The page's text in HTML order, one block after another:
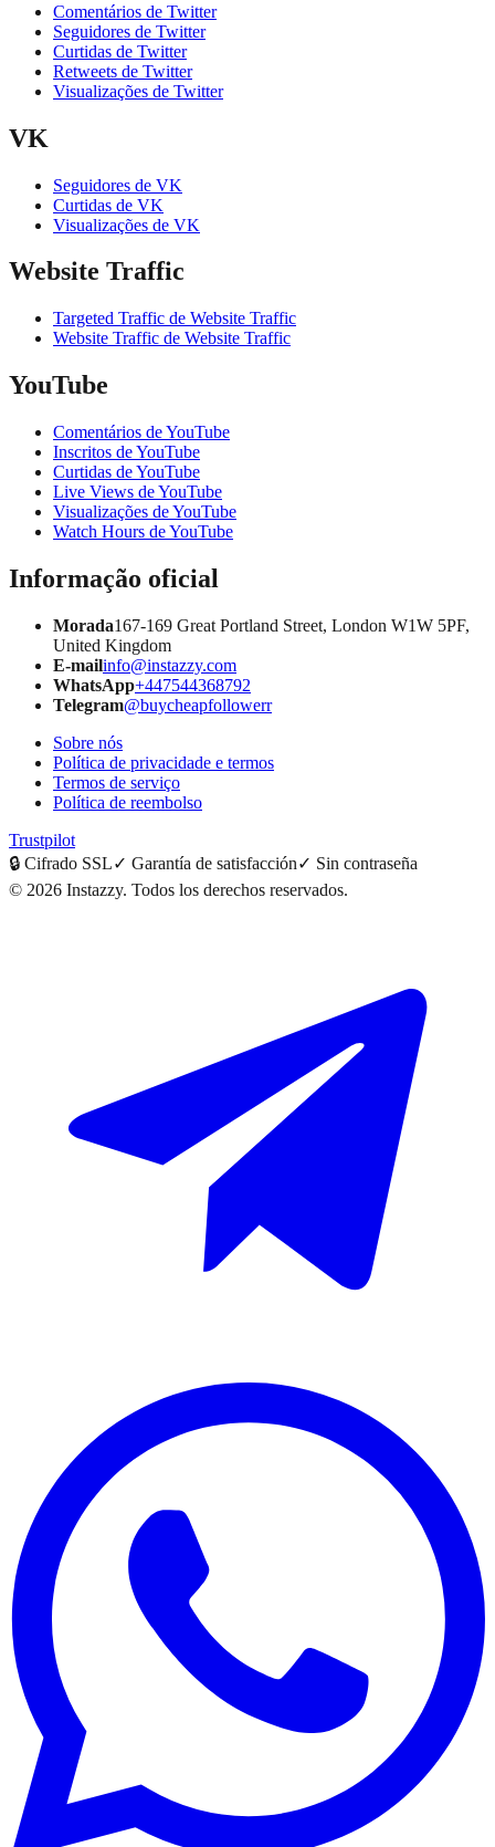
Comentários de Twitter
Seguidores de Twitter
Curtidas de Twitter
Retweets de Twitter
Visualizações de Twitter
VK
Seguidores de VK
Curtidas de VK
Visualizações de VK
Website Traffic
Targeted Traffic de Website Traffic
Website Traffic de Website Traffic
YouTube
Comentários de YouTube
Inscritos de YouTube
Curtidas de YouTube
Live Views de YouTube
Visualizações de YouTube
Watch Hours de YouTube
Informação oficial
Morada167-169 Great Portland Street, London W1W 5PF,
United Kingdom
E-mailinfo@instazzy.com
WhatsApp+447544368792
Telegram@buycheapfollowerr
Sobre nós
Política de privacidade e termos
Termos de serviço
Política de reembolso
Trustpilot
🔒 Cifrado SSL✓ Garantía de satisfacción✓ Sin contraseña
© 2026 Instazzy. Todos los derechos reservados.